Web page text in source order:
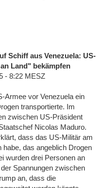
Schiff aus Venezuela: US-
Land" bekämpfen
- 8:22 MESZ
Armee vor Venezuela ein
transportierte. Im
zwischen US-Präsident
Nicolas Maduro.
dass das US-Militär am
habe, das angeblich Drogen
wurden drei Personen an
Spannungen zwischen
an, dass die